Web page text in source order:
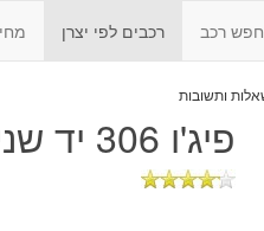
חפש רכב רכבים לפי יצרן
פיג'ו 306 יד שנייה 1999 - 2002